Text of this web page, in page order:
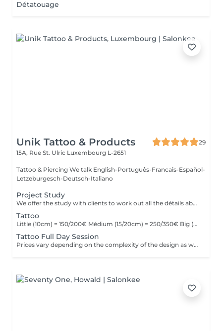
Détatouage
Unik Tattoo & Products
29
15A, Rue St. Ulric Luxembourg L-2651
Tattoo & Piercing We talk English-Português-Francais-Español-
Letzeburgesch-Deutsch-Italiano
Project Study
We offer the study with clients to work out all the détails about their tattoo.
Tattoo
Little (10cm) = 150/200€ Médium (15/20cm) = 250/350€ Big (25cm/+) = start at 400€ Custom quotes per project! The prices vary depending on the complexity of the design as well as the área to be tattoed!
Tattoo Full Day Session
Prices vary depending on the complexity of the design as well as the área to be tattoed.